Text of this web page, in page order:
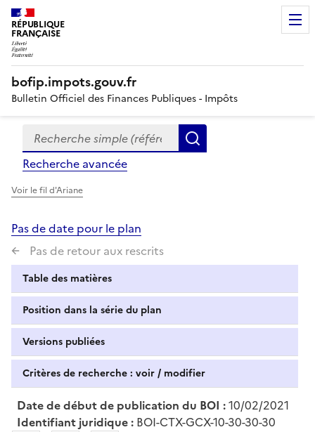
RÉPUBLIQUE
FRANÇAISE
bofip.impots.gouv.fr
Bulletin Officiel des Finances Publiques - Impôts
Formulaire
de
recherche
Recherche simple (références, mots clés, partie du
Recherche avancée
Voir le fil d'Ariane
Pas de date pour le plan
Pas de retour aux rescrits
Table des matières
Position dans la série du plan
Versions publiées
Critères de recherche : voir / modifier
Date de début de publication du BOI :10/02/2021
Identifiant juridique : BOI-CTX-GCX-10-30-30-30